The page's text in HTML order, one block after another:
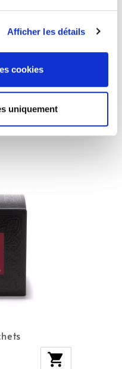
Afficher les détails
cookies
uniquement
- 25 sachets

